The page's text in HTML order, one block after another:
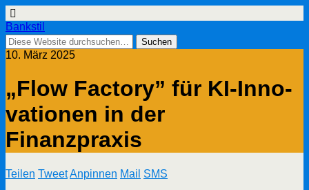
Bankstil
10. März 2025
„Flow Fac­to­ry” für KI-Inno­
va­tio­nen in der
Finanzpraxis
Tei­len TweetAnpin­nen Mail SMS